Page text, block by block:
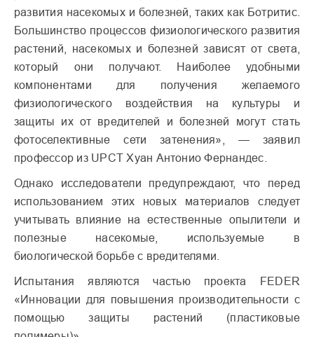
развития насекомых и болезней, таких как Ботритис.
Большинство процессов физиологического развития
растений, насекомых и болезней зависят от света,
который они получают. Наиболее удобными
компонентами для получения желаемого
физиологического воздействия на культуры и
защиты их от вредителей и болезней могут стать
фотоселективные сети затенения», — заявил
профессор из UPCT Хуан Антонио Фернандес.
Однако исследователи предупреждают, что перед
использованием этих новых материалов следует
учитывать влияние на естественные опылители и
полезные насекомые, используемые в
биологической борьбе с вредителями.
Испытания являются частью проекта FEDER
«Инновации для повышения производительности с
помощью защиты растений (пластиковые